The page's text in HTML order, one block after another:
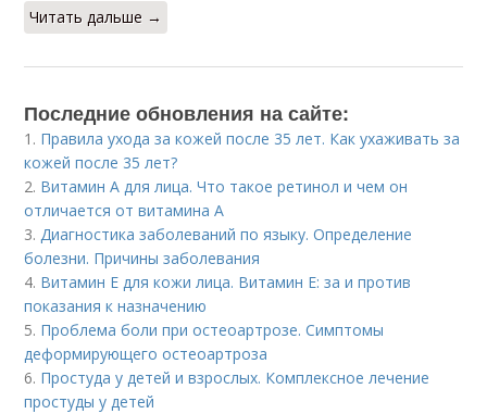
Читать дальше →
Последние обновления на сайте:
1. Правила ухода за кожей после 35 лет. Как ухаживать за
кожей после 35 лет?
2. Витамин A для лица. Что такое ретинол и чем он
отличается от витамина А
3.Диагностика заболеваний по языку. Определение
болезни. Причины заболевания
4. Витамин E для кожи лица. Витамин Е: за и против
показания к назначению
5. Проблема боли при остеоартрозе. Симптомы
деформирующего остеоартроза
6. Простуда у детей и взрослых. Комплексное лечение
простуды у детей